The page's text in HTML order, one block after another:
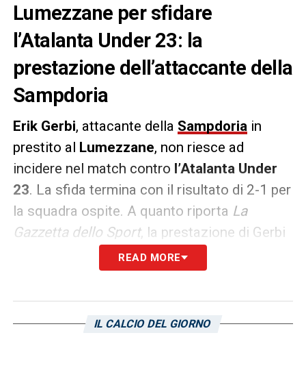
Lumezzane per sfidare
l’Atalanta Under 23: la
prestazione dell’attaccante della
Sampdoria
Erik Gerbi, attacante della Sampdoriain
prestito al Lumezzane, non riesce ad
incidere nel match contro l’Atalanta Under
23. La sfida termina con il risultato di 2-1 per
la squadra ospite. A quanto riporta La
Gazzetta dello Sport, la prestazione di Gerbi
è stata nuovamente insufficiente (5.5).
READ MORE
IL CALCIO DEL GIORNO